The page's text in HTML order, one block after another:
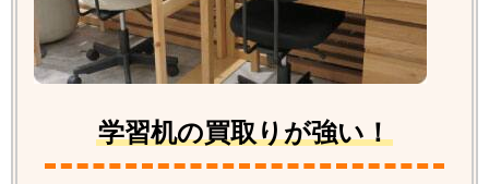
学習机の買取りが強い！